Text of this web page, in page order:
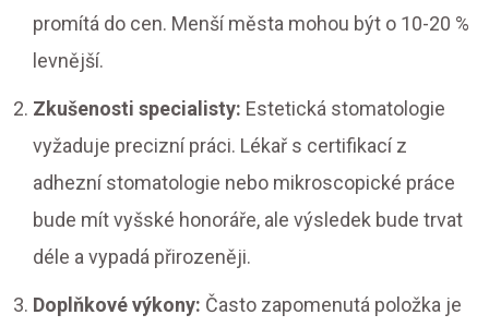
promítá do cen. Menší města mohou být o 10-20 %
levnější.
Zkušenosti specialisty: Estetická stomatologie
vyžaduje precizní práci. Lékař s certifikací z
adhezní stomatologie nebo mikroscopické práce
bude mít vyšské honoráře, ale výsledek bude trvat
déle a vypadá přirozeněji.
Doplňkové výkony: Často zapomenutá položka je